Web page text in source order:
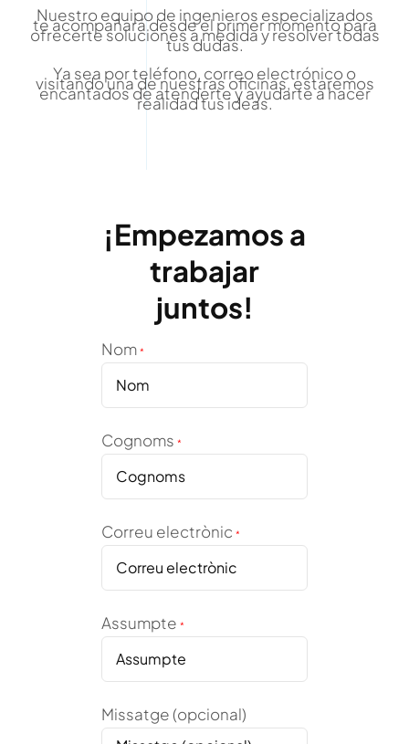
Nuestro equipo de ingenieros especializados
te acompañará desde el primer momento para
ofrecerte soluciones a medida y resolver todas
tus dudas.
Ya sea por teléfono, correo electrónico o
visitando una de nuestras oficinas, estaremos
encantados de atenderte y ayudarte a hacer
realidad tus ideas.
¡Empezamos a
trabajar
juntos!
Nom *
Cognoms *
Correu electrònic *
Assumpte *
Missatge (opcional)